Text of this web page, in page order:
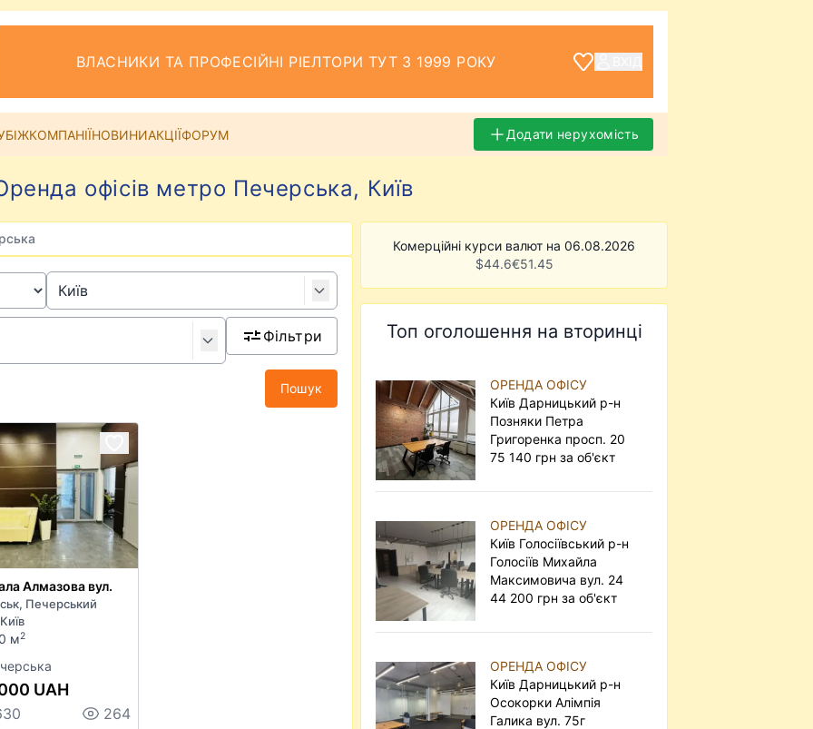
ВЛАСНИКИ ТА ПРОФЕСІЙНІ РІЕЛТОРИ ТУТ З 1999 РОКУ
КОМПАНІЇНОВИНИАКЦІЇФОРУМ Додати нерухомість
офісів метро Печерська, Київ
Фільтри
Пошук
Алмазова вул.
Печерський
м2
UAH
264
Комерційні курси валют на 06.08.2026
$44.6€51.45
Топ оголошення на вторинці
ОРЕНДА ОФІСУ
Київ Дарницький р-н
Позняки Петра
Григоренка просп. 20
75 140 грн за об'єкт
ОРЕНДА ОФІСУ
Київ Голосіївський р-н
Голосіїв Михайла
Максимовича вул. 24
44 200 грн за об'єкт
ОРЕНДА ОФІСУ
Київ Дарницький р-н
Осокорки Алімпія
Галика вул. 75г